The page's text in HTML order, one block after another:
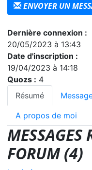
ENVOYER UN
Dernière connexion :
20/05/2023 à 13:43
Date d'inscription :
19/04/2023 à 14:18
Quozs : 4
Résumé
A propos de moi
MESSAGES
FORUM (4)